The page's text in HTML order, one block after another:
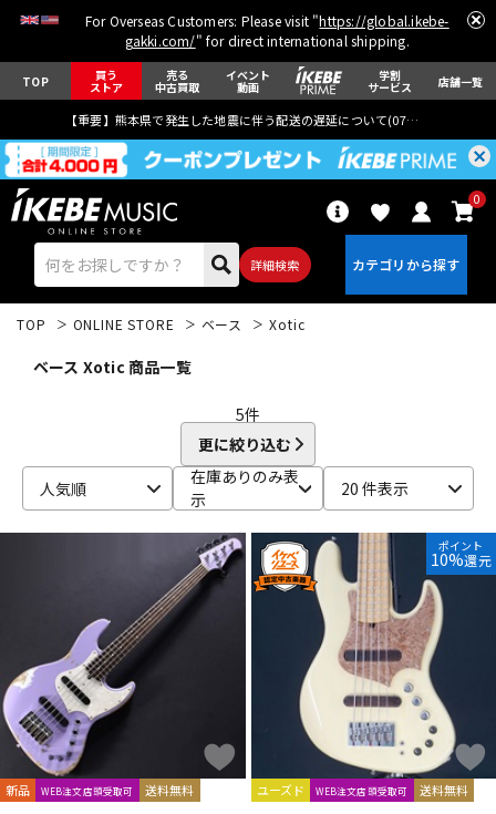
For Overseas Customers: Please visit "https://global.ikebe-
gakki.com/" for direct international shipping.
TOP 買う
ストア
売る
中古買取
イベント
動画
学割
サービス 店舗一覧
【重要】熊本県で発生した地震に伴う配送の遅延について(07月29日
詳細検索
0
ベース ウクレレ
パーカッション
キーボード 電子ピアノ
その他楽器
TOP ONLINE STORE ベース Xotic
ベース Xotic 商品一覧
5件
更に絞り込む
人気順
在庫ありのみ表
示
20 件表示
新品 WEB注文店頭受取可 送料無料
ポイント
10%還元
ユーズド WEB注文店頭受取可 送料無料